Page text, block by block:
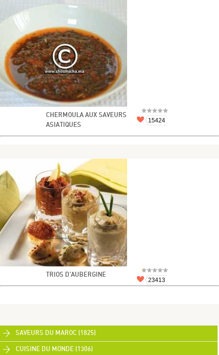
CHERMOULA AUX SAVEURS
ASIATIQUES
15424
TRIOS D’AUBERGINE
23413
SAVEURS DU MAROC (1825)
CUISINE DU MONDE (1306)